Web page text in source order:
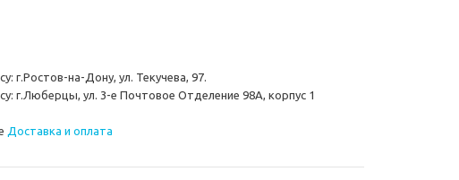
г.Ростов-на-Дону, ул. Текучева, 97.
г.Люберцы, ул. 3-е Почтовое Отделение 98А, корпус 1
Доставка и оплата